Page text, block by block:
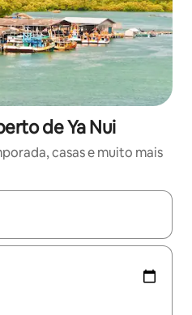
de Ya Nui
casas e muito mais
disponíveis, explore-os